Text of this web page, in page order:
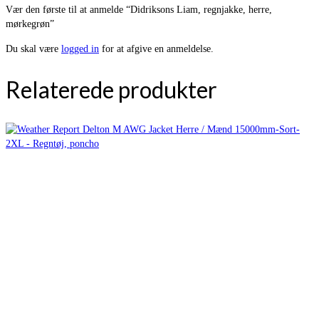
Vær den første til at anmelde “Didriksons Liam, regnjakke, herre,
mørkegrøn”
Du skal være logged in for at afgive en anmeldelse.
Relaterede produkter